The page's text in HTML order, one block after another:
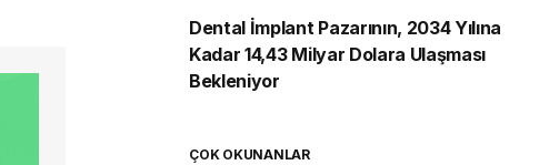
Dental İmplant Pazarının, 2034 Yılına
Kadar 14,43 Milyar Dolara Ulaşması
Bekleniyor
ÇOK OKUNANLAR